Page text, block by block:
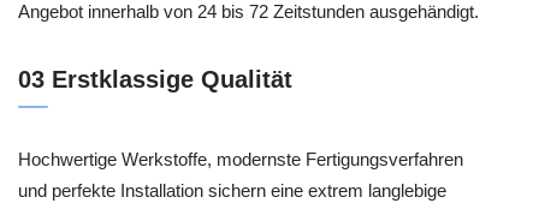
Angebot innerhalb von 24 bis 72 Zeitstunden ausgehändigt.
03 Erstklassige Qualität
Hochwertige Werkstoffe, modernste Fertigungsverfahren
und perfekte Installation sichern eine extrem langlebige